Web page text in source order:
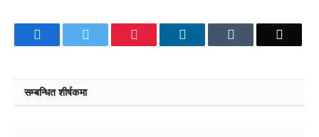
Facebook Pinterest LinkedIn
सम्बन्धित शीर्षकमा